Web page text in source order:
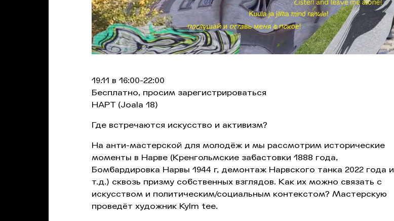
19.11 в 16:00-22:00
Бесплатно, просим зарегистрироваться
НАРТ (Joala 18)
Где встречаются искусство и активизм?
На анти-мастерской для молодёж и мы рассмотрим исторические
моменты в Нарве (Кренгольмские забастовки 1888 года,
Бомбардировка Нарвы 1944 г, демонтаж Нарвского танка 2022 года и
т.д.) сквозь призму собственных взглядов. Как их можно связать с
искусством и политическим/социальным контекстом? Мастерскую
проведёт художник Kylm tee.